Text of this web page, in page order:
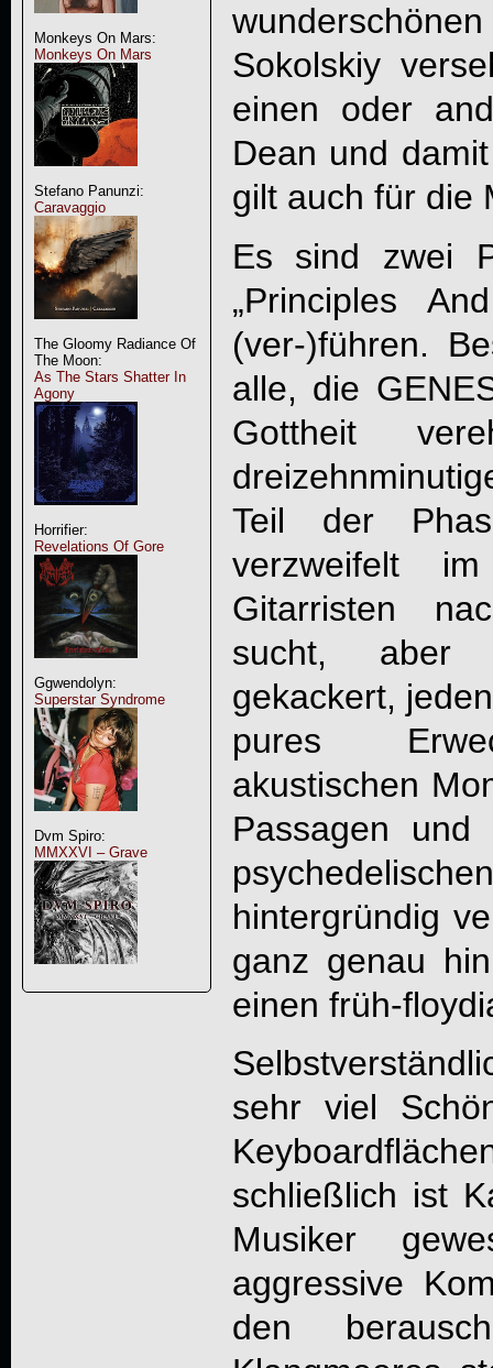
Monkeys On Mars:
Monkeys On Mars
Stefano Panunzi:
Caravaggio
The Gloomy Radiance Of
The Moon:
As The Stars Shatter In
Agony
Horrifier:
Revelations Of Gore
Ggwendolyn:
Superstar Syndrome
Dvm Spiro:
MMXXVI – Grave
Sokolskiy
einen oder
Dean und
gilt auch für die
Es sind zwei
„Principles
(ver-)führen.
alle, die
Gottheit
Teil der
verzweifelt
Gitarristen
sucht, aber
gekackert,
pures
akustischen
Passagen und
hintergründig
ganz genau
einen früh-
sehr viel
schließlich ist
Musiker
aggressive
den